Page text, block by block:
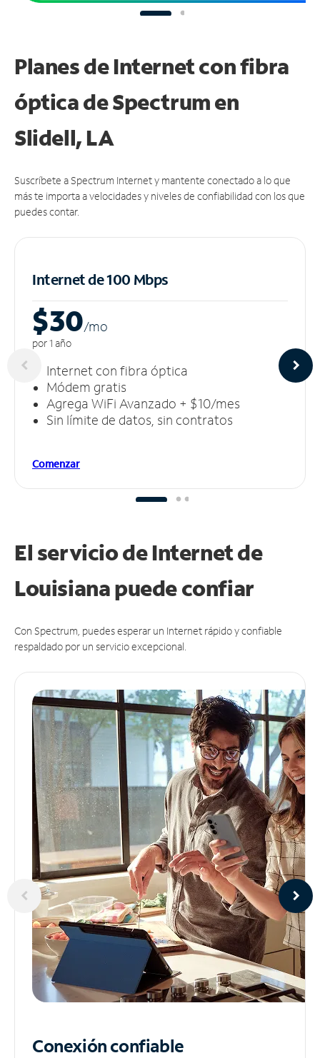
Planes de Internet con fibra
óptica de Spectrum en
Slidell, LA
Suscríbete a Spectrum Internet y mantente conectado a lo que
más te importa a velocidades y niveles de confiabilidad con los que
puedes contar.
Internet de 100 Mbps
$30/mo
por 1 año
Internet con fibra óptica
Módem gratis
Agrega WiFi Avanzado + $10/mes
Sin límite de datos, sin contratos
Comenzar
El servicio de Internet de
Louisiana puedeconfiar
Con Spectrum, puedes esperar un Internet rápido y confiable
respaldado por un servicio excepcional.
Conexión confiable